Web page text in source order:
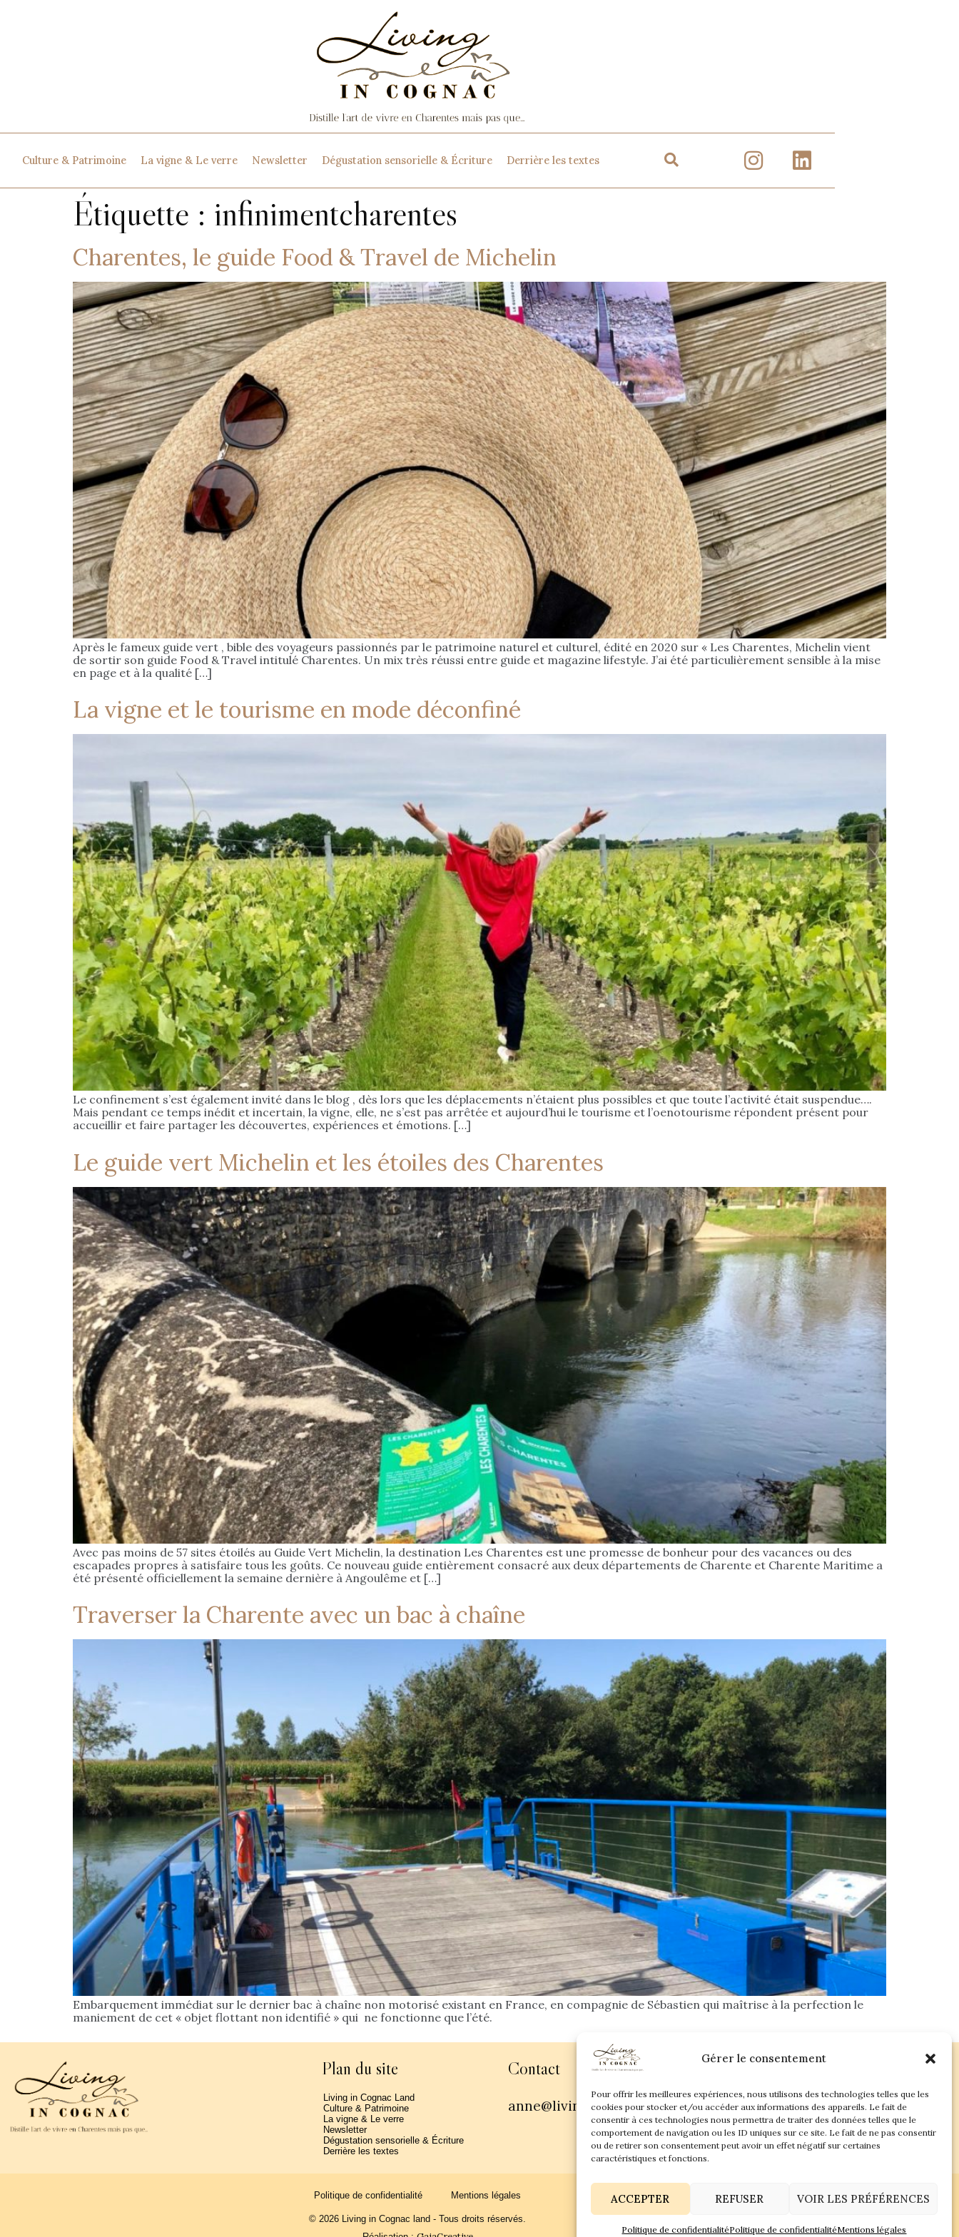
Gérer le consentement
Pour offrir les meilleures expériences, nous utilisons des technologies telles que les
cookies pour stocker et/ou accéder aux informations des appareils. Le fait de
consentir à ces technologies nous permettra de traiter des données telles que le
comportement de navigation ou les ID uniques sur ce site. Le fait de ne pas consentir
ou de retirer son consentement peut avoir un effet négatif sur certaines
caractéristiques et fonctions.
ACCEPTER REFUSER VOIR LES PRÉFÉRENCES
Politique de confidentialitéPolitique de confidentialitéMentions légales
Culture & Patrimoine La vigne & Le verre Newsletter Dégustation sensorielle & Écriture Derrière les textes
Étiquette : infinimentcharentes
Charentes, le guide Food & Travel de Michelin
Après le fameux guide vert , bible des voyageurs passionnés par le patrimoine naturel et culturel, édité en 2020 sur « Les Charentes, Michelin vient
de sortir son guide Food & Travel intitulé Charentes. Un mix très réussi entre guide et magazine lifestyle. J’ai été particulièrement sensible à la mise
en page et à la qualité […]
La vigne et le tourisme en mode déconfiné
Le confinement s’est également invité dans le blog , dès lors que les déplacements n’étaient plus possibles et que toute l’activité était suspendue….
Mais pendant ce temps inédit et incertain, la vigne, elle, ne s’est pas arrêtée et aujourd’hui le tourisme et l’oenotourisme répondent présent pour
accueillir et faire partager les découvertes, expériences et émotions. […]
Le guide vert Michelin et les étoiles des Charentes
Avec pas moins de 57 sites étoilés au Guide Vert Michelin, la destination Les Charentes est une promesse de bonheur pour des vacances ou des
escapades propres à satisfaire tous les goûts. Ce nouveau guide entièrement consacré aux deux départements de Charente et Charente Maritime a
été présenté officiellement la semaine dernière à Angoulême et […]
Traverser la Charente avec un bac à chaîne
Embarquement immédiat sur le dernier bac à chaîne non motorisé existant en France, en compagnie de Sébastien qui maîtrise à la perfection le
maniement de cet « objet flottant non identifié » qui ne fonctionne que l’été.
Plan du site
Living in Cognac Land
Culture & Patrimoine
La vigne & Le verre
Newsletter
Dégustation sensorielle & Écriture
Derrière les textes
Contact
anne@livingincognac.com
Politique de confidentialité Mentions légales
© 2026 Living in Cognac land - Tous droits réservés.